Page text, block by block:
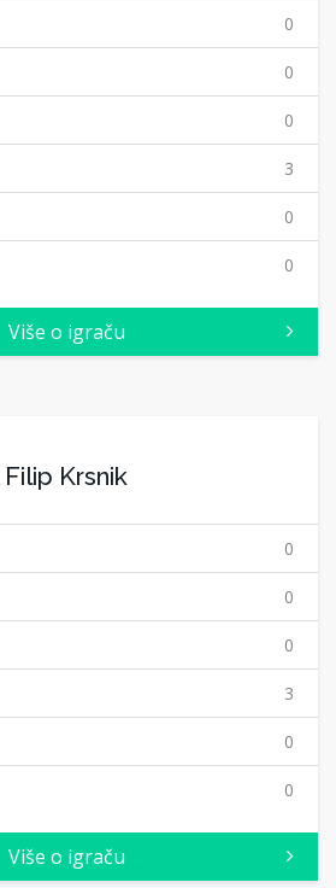
0
0
0
3
0
0
Više o igraču
Filip Krsnik
0
0
0
3
0
0
Više o igraču